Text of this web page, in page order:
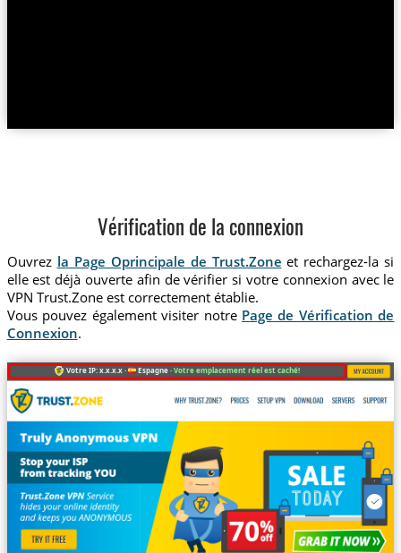
Vérification de la connexion
Ouvrez la Page Oprincipale de Trust.Zone et rechargez-la si
elle est déjà ouverte afin de vérifier si votre connexion avec le
VPN Trust.Zone est correctement établie.
Vous pouvez également visiter notre Page de Vérification de
Connexion.
Votre IP: x.x.x.x · Espagne ·Votre emplacement réel est caché!